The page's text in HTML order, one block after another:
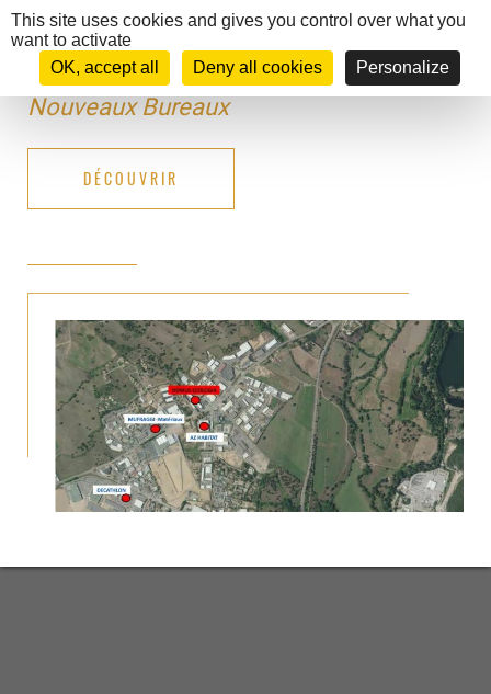
Cookies management panel
This site uses cookies and gives you control over what you
want to activate
OK, accept all
Deny all cookies Personalize
MENU
Nouveaux Bureaux
DÉCOUVRIR
DOMUS
ECOLOGIA
GUIDES
D'UTILISATIONS